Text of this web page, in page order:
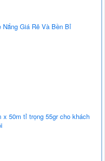
Nắng Giá Rẻ Và Bền Bỉ
50m tỉ trọng 55gr cho khách